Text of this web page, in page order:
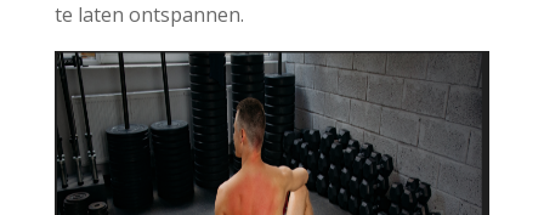
te laten ontspannen.